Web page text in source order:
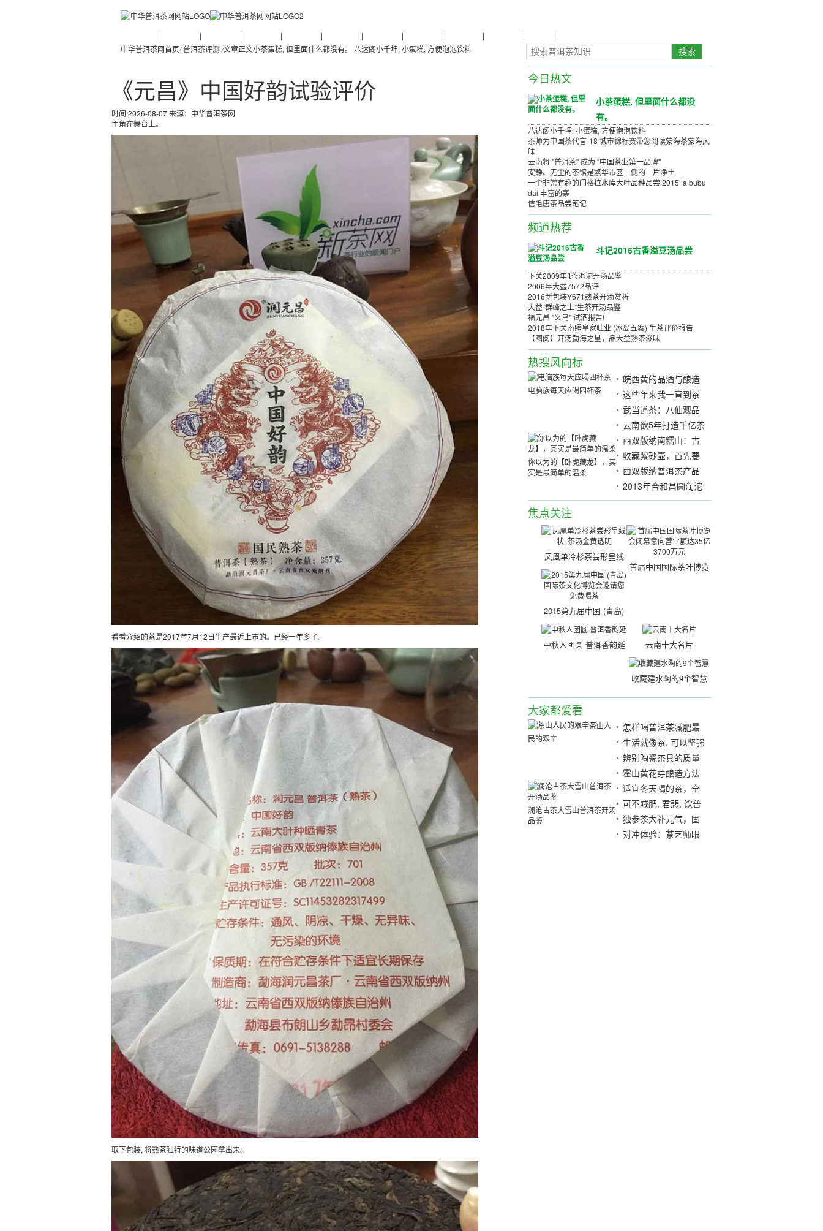
| | | | | | | | | | |
中华普洱茶网首页/普洱茶评测/文章正文小茶蛋糕, 但里面什么都没有。 八达阁小千坤: 小蛋糕, 方便泡泡饮料
《元昌》中国好韵试验评价
时间:2026-08-07 来源： 中华普洱茶网
主角在舞台上。
看看介绍的茶是2017年7月12日生产最近上市的。已经一年多了。
取下包装, 将熟茶独特的味道公园拿出来。
今日热文
小茶蛋糕, 但里面什么都没
有。
八达阁小千坤: 小蛋糕, 方便泡泡饮料
茶师为中国茶代言-18 城市锦标赛带您阅读蒙海茶蒙海风
味
云南将 "普洱茶" 成为 "中国茶业第一品牌"
安静、无尘的茶馆是繁华市区一侧的一片净土
一个非常有趣的门格拉水库大叶品种品尝 2015 la bubu
dai 丰富的寨
信毛唐茶品尝笔记
频道热荐
斗记2016古香溢豆汤品尝
下关2009年ft苍洱沱开汤品鉴
2006年大益7572品评
2016新包装Y671熟茶开汤赏析
大益“群峰之上”生茶开汤品鉴
福元昌 "义乌" 试酒报告!
2018年下关南照皇家吐业 (冰岛五寨) 生茶评价报告
【图阅】开汤勐海之星，品大益熟茶滋味
热搜风向标
电脑族每天应喝四杯茶
皖西黄的品酒与酿造
这些年来我一直到茶
山古茶-小孟歌茶
武当道茶：八仙观品
茶观道
云南欲5年打造千亿茶
产业，增加茶种植面
积，规划新旅游路线
你以为的【卧虎藏龙】，其
实是最简单的温柔
西双版纳南糯山：古
茶树飘香致民富，生
态家园共爱护
收藏紫砂壶，首先要
懂紫砂、懂工艺、懂
审美
西双版纳普洱茶产品
深受广州客商青睐
2013年合和昌圆润沱
茶开汤品鉴
焦点关注
首届中国国际茶叶博览
凤凰单冷杉茶尝形呈线
状, 茶汤金黄透明
2015第九届中国 (青岛)
国际茶文化博览会邀请
您免费喝茶
云南十大名片
中秋人团圆 普洱香韵延
收藏建水陶的9个智慧
大家都爱看
茶山人
民的艰辛
怎样喝普洱茶减肥最
快?
生活就像茶, 可以坚强
优雅
辨别陶瓷茶具的质量
闻其声与观其色
霍山黄花芽酿造方法
介绍
澜沧古茶大雪山普洱茶开汤
品鉴
适宜冬天喝的茶，全
在这里！
可不减肥, 君悲, 饮普
洱茶试
独参茶大补元气，固
脱生津，安神益智功
对冲体验：茶艺师眼